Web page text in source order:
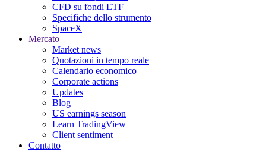
CFD su fondi ETF
Specifiche dello strumento
SpaceX
Mercato
Market news
Quotazioni in tempo reale
Calendario economico
Corporate actions
Updates
Blog
US earnings season
Learn TradingView
Client sentiment
Contatto